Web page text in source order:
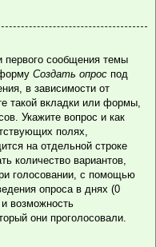
первого сообщения темы
Создать опрос под
в зависимости от
такой вкладки или формы,
Укажите вопрос и как
полях,
на отдельной строке
количество вариантов,
голосовании, с помощью
опроса в днях (0
возможность
они проголосовали.